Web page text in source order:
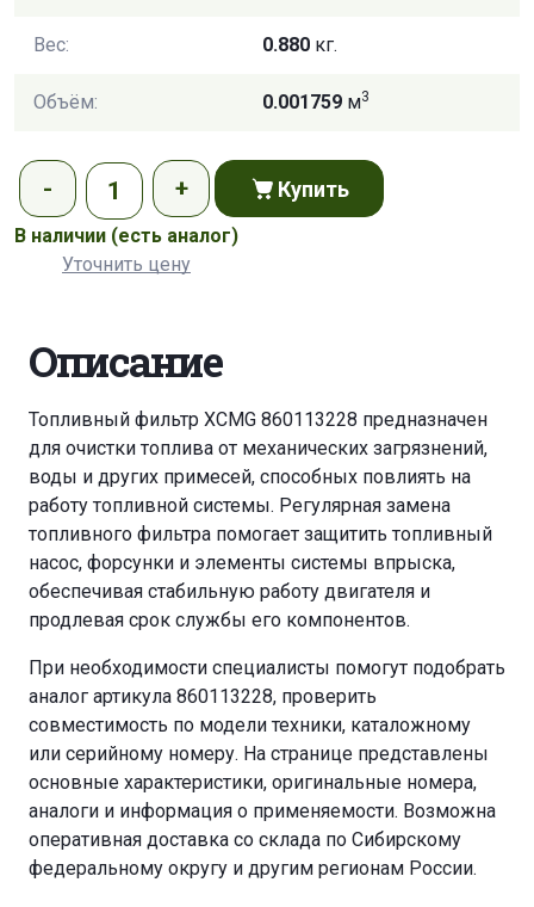
Вес: 0.880 кг.
Объём: 0.001759 м3
Купить
В наличии (есть аналог)
Уточнить цену
Описание
Топливный фильтр XCMG 860113228 предназначен
для очистки топлива от механических загрязнений,
воды и других примесей, способных повлиять на
работу топливной системы. Регулярная замена
топливного фильтра помогает защитить топливный
насос, форсунки и элементы системы впрыска,
обеспечивая стабильную работу двигателя и
продлевая срок службы его компонентов.
При необходимости специалисты помогут подобрать
аналог артикула 860113228, проверить
совместимость по модели техники, каталожному
или серийному номеру. На странице представлены
основные характеристики, оригинальные номера,
аналоги и информация о применяемости. Возможна
оперативная доставка со склада по Сибирскому
федеральному округу и другим регионам России.